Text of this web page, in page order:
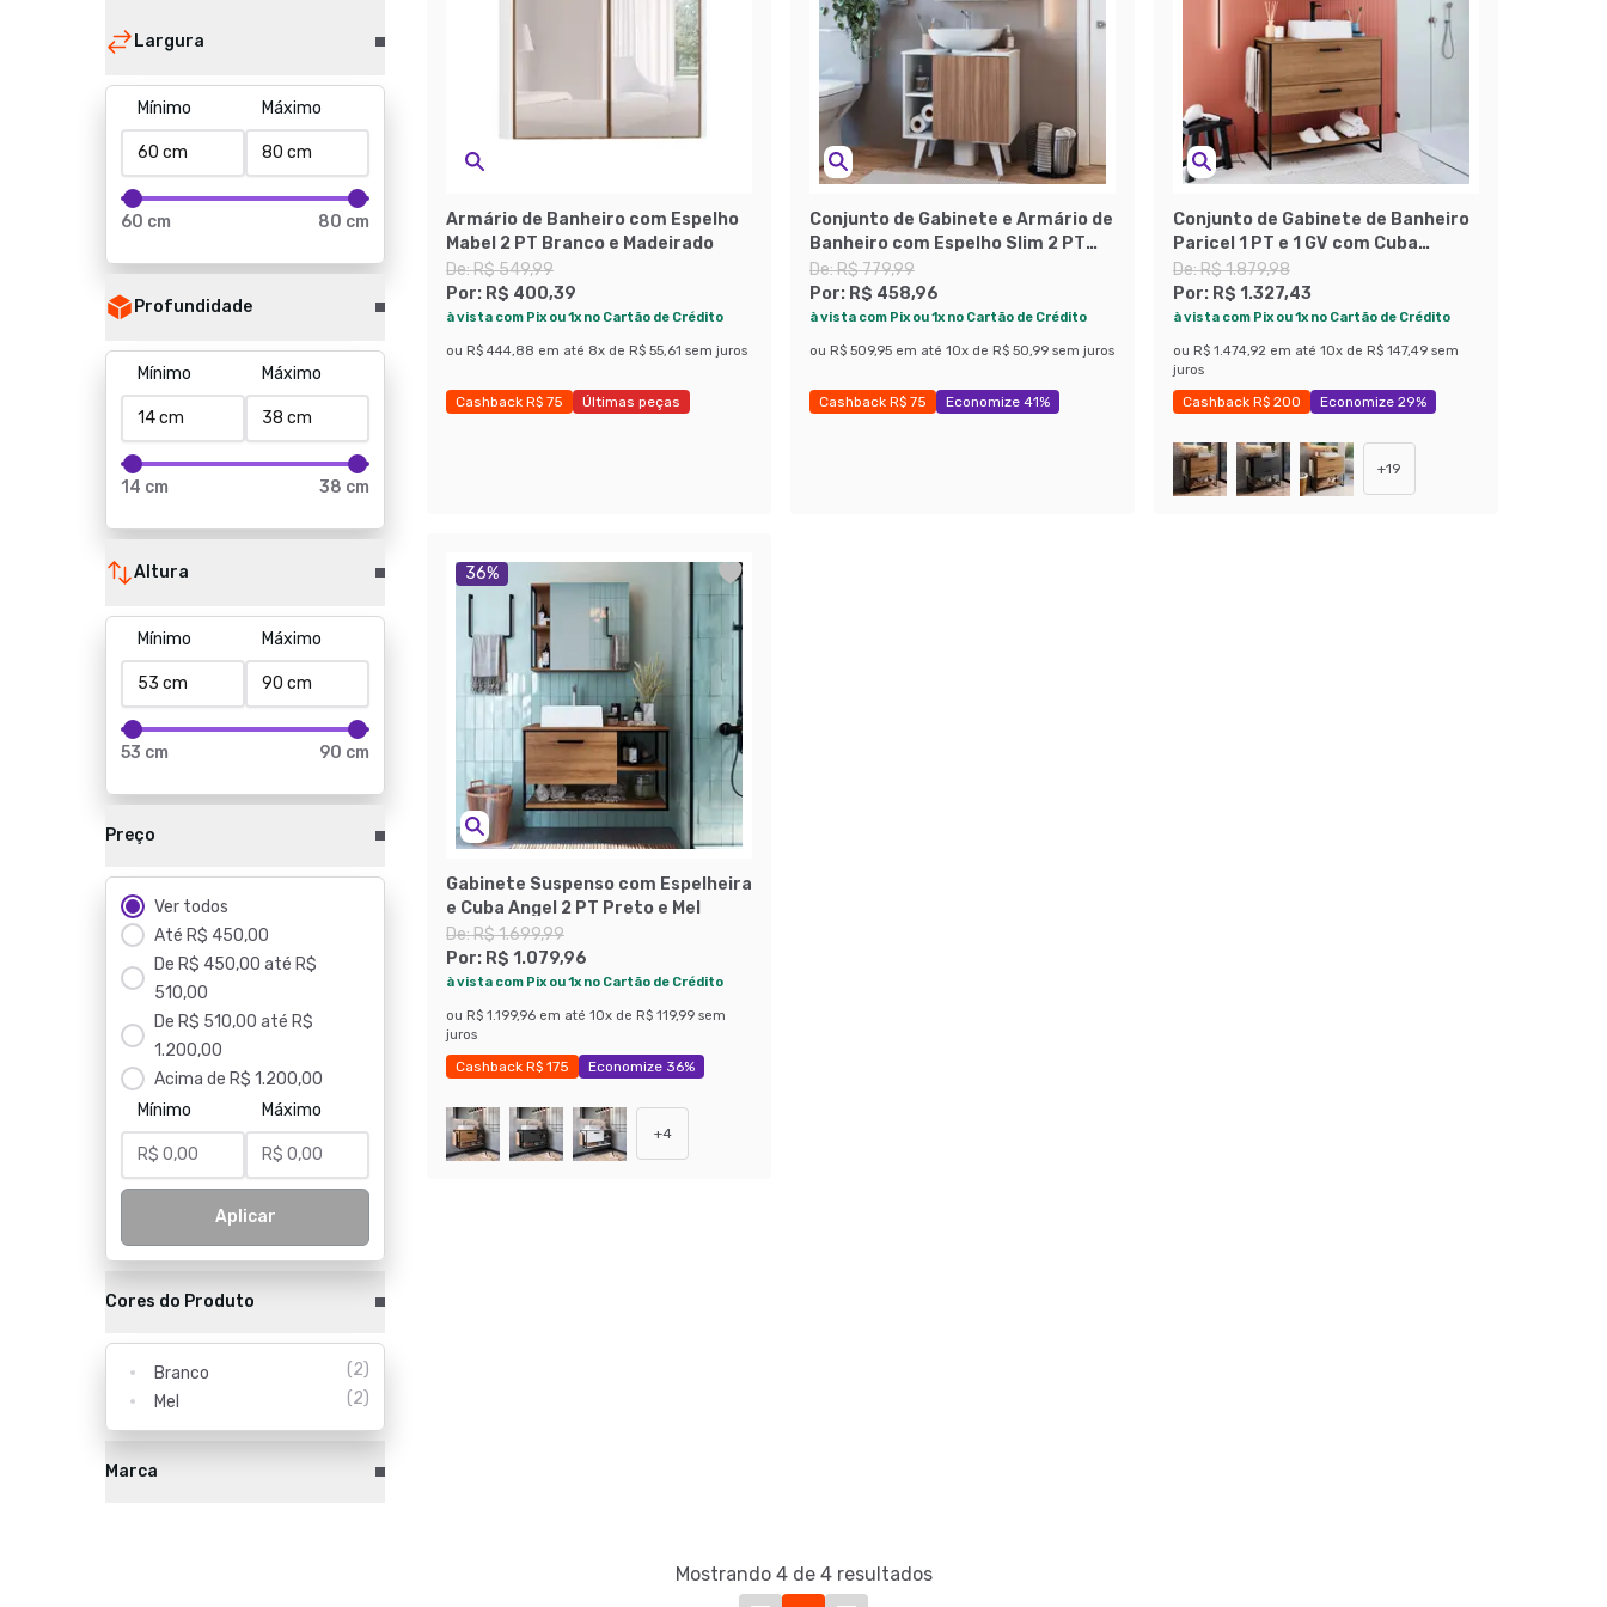
Largura
Mínimo Máximo
60 cm 80 cm
Profundidade
Mínimo Máximo
14 cm 38 cm
Altura
Mínimo Máximo
53 cm 90 cm
Preço
Ver todos
Até R$ 450,00
De R$ 450,00 até R$
510,00
De R$ 510,00 até R$
1.200,00
Acima de R$ 1.200,00
Mínimo
Máximo
Aplicar
Cores do Produto
Branco (2)
Mel
(2)
Marca
Armário de Banheiro com Espelho
Mabel 2 PT Branco e Madeirado
De:R$ 549,99
Por: R$ 400,39
à vista com Pix ou 1x no Cartão de Crédito
ou R$ 444,88 em até 8x de R$ 55,61 sem juros
Cashback R$ 75
Últimas peças
Conjunto de Gabinete e Armário de
Banheiro com Espelho Slim 2 PT
Branco e Montana
De:R$ 779,99
Por: R$ 458,96
à vista com Pix ou 1x no Cartão de Crédito
ou R$ 509,95 em até 10x de R$ 50,99 sem juros
Cashback R$ 75 Economize 41%
Conjunto de Gabinete de Banheiro
Paricel 1 PT e 1 GV com Cuba
Ametista Branca e Espelheira
Angel 1 PT Preto e Mel
De:R$ 1.879,98
Por: R$ 1.327,43
à vista com Pix ou 1x no Cartão de Crédito
ou R$ 1.474,92 em até 10x de R$ 147,49 sem
juros
Cashback R$ 200 Economize 29%
+19
36%
Gabinete Suspenso com Espelheira
e Cuba Angel 2 PT Preto e Mel
De:R$ 1.699,99
Por: R$ 1.079,96
à vista com Pix ou 1x no Cartão de Crédito
ou R$ 1.199,96 em até 10x de R$ 119,99 sem
juros
Cashback R$ 175 Economize 36%
+4
Mostrando 4 de 4 resultados